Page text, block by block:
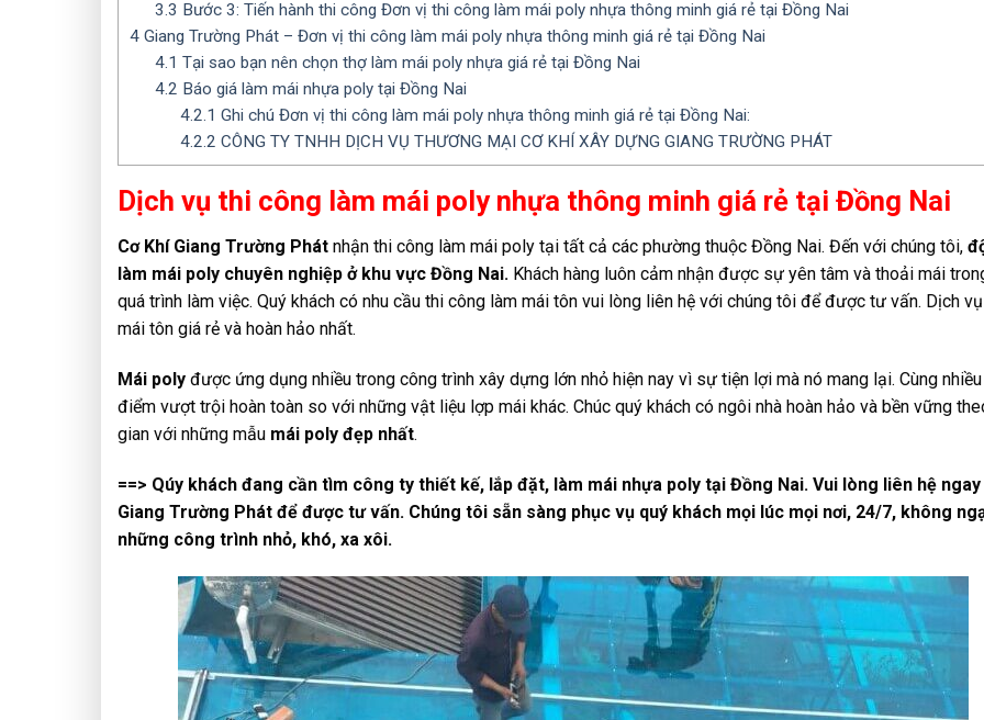
3.3 Bước 3: Tiến hành thi công Đơn vị thi công làm mái poly nhựa thông minh giá rẻ tại Đồng Nai
4 Giang Trường Phát – Đơn vị thi công làm mái poly nhựa thông minh giá rẻ tại Đồng Nai
4.1 Tại sao bạn nên chọn thợ làm mái poly nhựa giá rẻ tại Đồng Nai
4.2 Báo giá làm mái nhựa poly tại Đồng Nai
4.2.1 Ghi chú Đơn vị thi công làm mái poly nhựa thông minh giá rẻ tại Đồng Nai:
4.2.2 CÔNG TY TNHH DỊCH VỤ THƯƠNG MẠI CƠ KHÍ XÂY DỰNG GIANG TRƯỜNG PHÁT
Dịch vụ thi công làm mái poly nhựa thông minh giá rẻ tại Đồng Nai
Cơ Khí Giang Trường Phát nhận thi công làm mái poly tại tất cả các phường thuộc Đồng Nai. Đến với chúng tôi,
làm mái poly chuyên nghiệp ở khu vực Đồng Nai. Khách hàng luôn cảm nhận được sự yên tâm và thoải mái
quá trình làm việc. Quý khách có nhu cầu thi công làm mái tôn vui lòng liên hệ với chúng tôi để được tư vấn. Dịch
mái tôn giá rẻ và hoàn hảo nhất.
Mái poly được ứng dụng nhiều trong công trình xây dựng lớn nhỏ hiện nay vì sự tiện lợi mà nó mang lại. Cùng
điểm vượt trội hoàn toàn so với những vật liệu lợp mái khác. Chúc quý khách có ngôi nhà hoàn hảo và bền vững
gian với những mẫu mái poly đẹp nhất.
==> Qúy khách đang cần tìm công ty thiết kế, lắp đặt, làm mái nhựa poly tại Đồng Nai. Vui lòng liên hệ
Giang Trường Phát để được tư vấn. Chúng tôi sẵn sàng phục vụ quý khách mọi lúc mọi nơi, 24/7, không
những công trình nhỏ, khó, xa xôi.